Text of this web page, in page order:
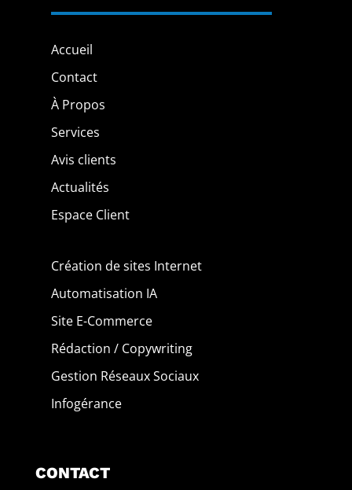
Accueil
Contact
À Propos
Services
Avis clients
Actualités
Espace Client
Création de sites Internet
Automatisation IA
Site E-Commerce
Rédaction / Copywriting
Gestion Réseaux Sociaux
Infogérance
CONTACT